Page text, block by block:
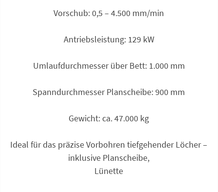
Vorschub: 0,5 – 4.500 mm/min
Antriebsleistung: 129 kW
Umlauf­durchmesser über Bett: 1.000 mm
Spann­durchmesser Planscheibe: 900 mm
Gewicht: ca. 47.000 kg
Ideal für das präzise Vorbohren tiefgehender Löcher –
inklusive Planscheibe,
Lünette